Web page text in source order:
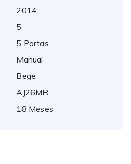
2014
5
5 Portas
Manual
Bege
AJ26MR
18 Meses